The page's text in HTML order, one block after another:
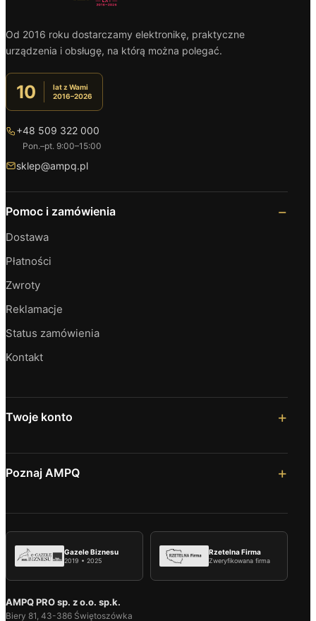
Od 2016 roku dostarczamy elektronikę, praktyczne
urządzenia i obsługę, na którą można polegać.
10
lat z Wami
2016–2026
+48 509 322 000
Pon.–pt. 9:00–15:00
sklep@ampq.pl
Pomoc i zamówienia
Dostawa
Płatności
Zwroty
Reklamacje
Status zamówienia
Kontakt
Twoje konto
Poznaj AMPQ
Gazele Biznesu
2019 • 2025
Rzetelna Firma
Zweryfikowana firma
AMPQ PRO sp. z o.o. sp.k.
Biery 81, 43-386 Świętoszówka